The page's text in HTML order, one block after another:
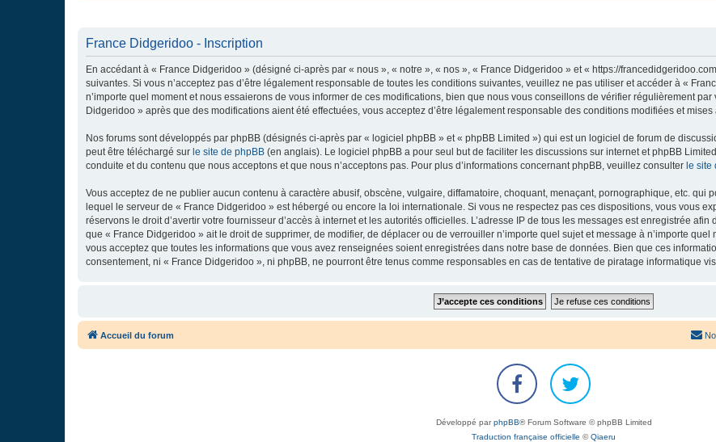
France Didgeridoo - Inscription
En accédant à « France Didgeridoo » (désigné ci-après par « nous », « notre », « nos », « France Didgeridoo » et « https://
suivantes. Si vous n’acceptez pas d’être légalement responsable de toutes les conditions suivantes, veuillez ne pas utiliser et accéder à «
n’importe quel moment et nous essaierons de vous informer de ces modifications, bien que nous vous conseillons de vérifier régulièrement
Didgeridoo » après que des modifications aient été effectuées, vous acceptez d’être légalement responsable des conditions modifiées et mises
Nos forums sont développés par phpBB (désignés ci-après par « logiciel phpBB » et « phpBB Limited ») qui est un logiciel de forum de
peut être téléchargé sur le site de phpBB (en anglais). Le logiciel phpBB a pour seul but de faciliter les discussions sur internet et phpBB
conduite et du contenu que nous acceptons et que nous n’acceptons pas. Pour plus d’informations concernant phpBB, veuillez consulter le site
Vous acceptez de ne publier aucun contenu à caractère abusif, obscène, vulgaire, diffamatoire, choquant, menaçant, pornographique, etc. qui
lequel le serveur de « France Didgeridoo » est hébergé ou encore la loi internationale. Si vous ne respectez pas ces dispositions, vous vous
réservons le droit d’avertir votre fournisseur d’accès à internet et les autorités officielles. L’adresse IP de tous les messages est enregistrée
que « France Didgeridoo » ait le droit de supprimer, de modifier, de déplacer ou de verrouiller n’importe quel sujet et message à n’importe
vous acceptez que toutes les informations que vous avez renseignées soient enregistrées dans notre base de données. Bien que ces
consentement, ni « France Didgeridoo », ni phpBB, ne pourront être tenus comme responsables en cas de tentative de piratage informatique
Accueil du forum
Développé parphpBB® Forum Software © phpBB Limited
Traduction française officielle ©Qiaeru